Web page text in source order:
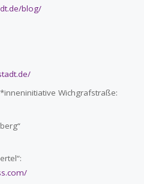
blog/
Wichgrafstraße: